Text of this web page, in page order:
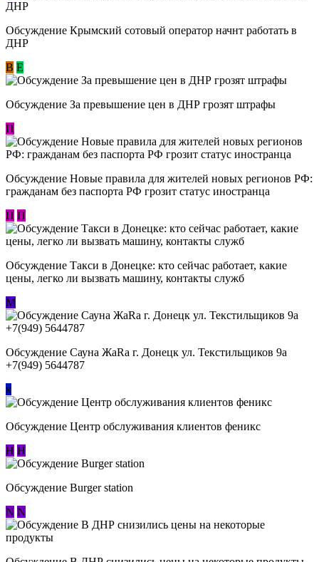
Обсуждение Крымский сотовый оператор начнт работать в
ДНР
В E
Обсуждение За превышение цен в ДНР грозят штрафы
П
Обсуждение Новые правила для жителей новых регионов РФ:
гражданам без паспорта РФ грозит статус иностранца
П П
Обсуждение ​Такси в Донецке: кто сейчас работает, какие
цены, легко ли вызвать машину, контакты служб
М
Обсуждение Сауна ЖаRa г. Донецк ул. Текстильщиков 9а
+7(949) 5644787
к
Обсуждение Центр обслуживания клиентов феникс
Н Н
Обсуждение Burger station
N N